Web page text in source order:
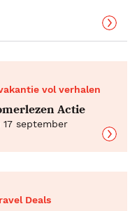
vol verhalen
Actie
september
Deals